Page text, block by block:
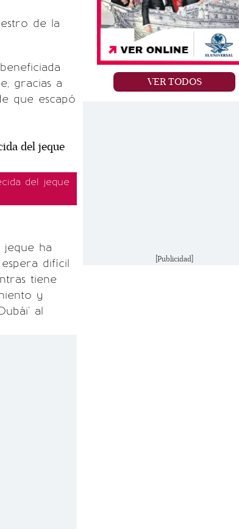
de la
gracias a
que escapó
del jeque
jeque ha
espera difícil
tiene
y
al
VER TODOS
[Publicidad]